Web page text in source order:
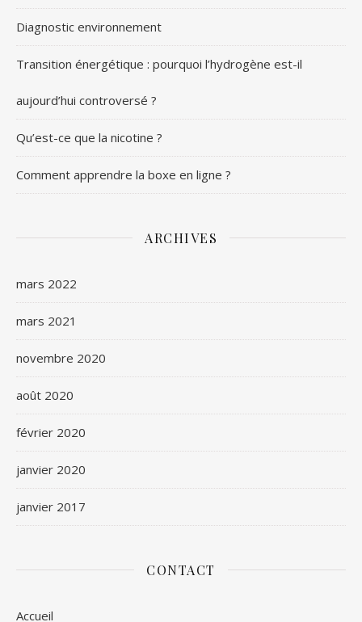
Diagnostic environnement
Transition énergétique : pourquoi l’hydrogène est-il
aujourd’hui controversé ?
Qu’est-ce que la nicotine ?
Comment apprendre la boxe en ligne ?
ARCHIVES
mars 2022
mars 2021
novembre 2020
août 2020
février 2020
janvier 2020
janvier 2017
CONTACT
Accueil